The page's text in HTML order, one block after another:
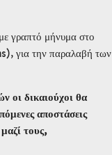
γραπτό μήνυμα στο
για την παραλαβή των
οι δικαιούχοι θα
αποστάσεις
τους,